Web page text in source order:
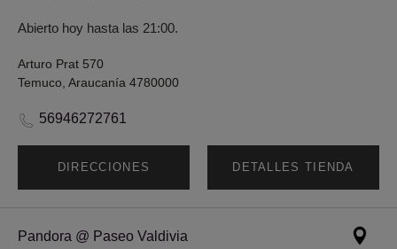
Abierto hoy hasta las 21:00.
Arturo Prat 570
Temuco, Araucanía 4780000
56946272761
DIRECCIONES DETALLES TIENDA
Pandora @ Paseo Valdivia